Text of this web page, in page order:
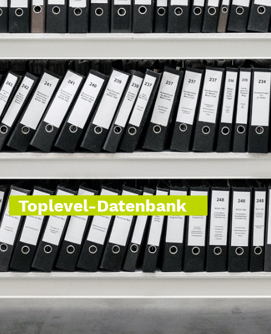
Toplevel-Datenbank